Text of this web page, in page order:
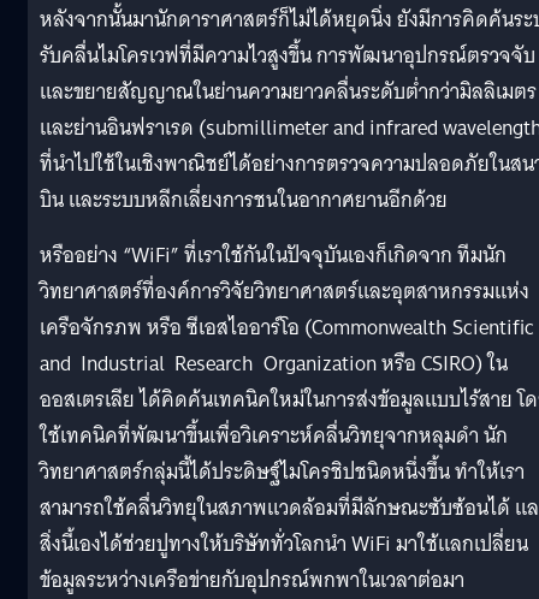
หลังจากนั้นมานักดาราศาสตร์ก็ไม่ได้หยุดนิ่ง ยังมีการคิดค้นร
รับคลื่นไมโครเวฟที่มีความไวสูงขึ้น การพัฒนาอุปกรณ์ตรวจจับ
และขยายสัญญาณในย่านความยาวคลื่นระดับต่ำกว่ามิลลิเมตร
และย่านอินฟราเรด (submillimeter and infrared
ที่นำไปใช้ในเชิงพาณิชย์ได้อย่างการตรวจความปลอดภัยในส
บิน และระบบหลีกเลี่ยงการชนในอากาศยานอีกด้วย
หรืออย่าง “WiFi” ที่เราใช้กันในปัจจุบันเองก็เกิดจาก ทีมนัก
วิทยาศาสตร์ที่องค์การวิจัยวิทยาศาสตร์และอุตสาหกรรมแห่ง
เครือจักรภพ หรือ ซีเอสไออาร์โอ (Commonwealth Scientific
and Industrial Research Organization หรือ CSIRO) ใน
ออสเตรเลีย ได้คิดค้นเทคนิคใหม่ในการส่งข้อมูลแบบไร้สาย โ
ใช้เทคนิคที่พัฒนาขึ้นเพื่อวิเคราะห์คลื่นวิทยุจากหลุมดำ นัก
วิทยาศาสตร์กลุ่มนี้ได้ประดิษฐ์ไมโครชิปชนิดหนึ่งขึ้น ทำให้เรา
สามารถใช้คลื่นวิทยุในสภาพแวดล้อมที่มีลักษณะซับซ้อนได้ แ
สิ่งนี้เองได้ช่วยปูทางให้บริษัททั่วโลกนำ WiFi มาใช้แลกเปลี่ยน
ข้อมูลระหว่างเครือข่ายกับอุปกรณ์พกพาในเวลาต่อมา